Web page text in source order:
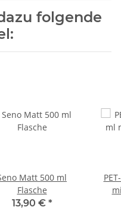
folgende
Matt 500 ml
Flasche
13,90 € *